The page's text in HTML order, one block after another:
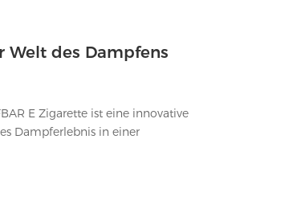
Welt des Dampfens
Dampferlebnis in einer